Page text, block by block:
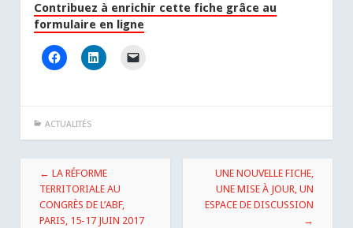
Contribuez à enrichir cette fiche grâce au
formulaire en ligne
ACTUALITÉS
Navigation
des
articles
← LA RÉFORME
TERRITORIALE AU
CONGRÈS DE L’ABF,
PARIS, 15-17 JUIN 2017
UNE NOUVELLE FICHE,
UNE MISE À JOUR, UN
ESPACE DE DISCUSSION
→